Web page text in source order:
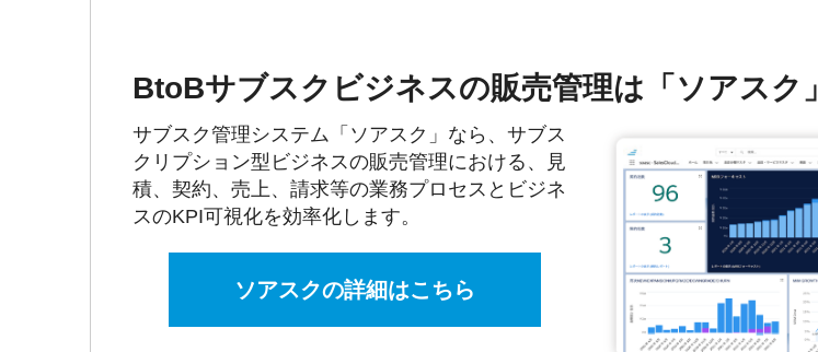
BtoBサブスクビジネスの販売管理は「ソアスク」
サブスク管理システム「ソアスク」なら、サブス
クリプション型ビジネスの販売管理における、見
積、契約、売上、請求等の業務プロセスとビジネ
スのKPI可視化を効率化します。
ソアスクの詳細はこちら